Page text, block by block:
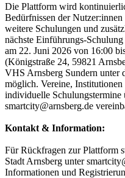
Die Plattform wird
Bedürfnissen der
weitere Schulungen und
nächste Einführungs-
am 22. Juni 2026 von 16:00
(Königstraße 24, 59821
VHS Arnsberg Sundern unter
möglich. Vereine,
individuelle
smartcity@arnsberg.de
Kontakt & Information:
Für Rückfragen zur Plattform
Stadt Arnsberg unter
Informationen und